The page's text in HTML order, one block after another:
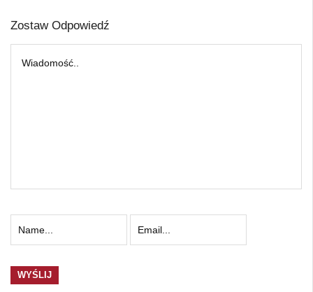
Zostaw Odpowiedź